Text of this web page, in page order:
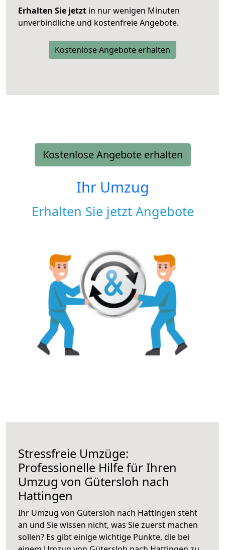
Erhalten Sie jetzt in nur wenigen Minuten
unverbindliche und kostenfreie Angebote.
Kostenlose Angebote erhalten
Kostenlose Angebote erhalten
Ihr Umzug
Erhalten Sie jetzt Angebote
Stressfreie Umzüge:
Professionelle Hilfe für Ihren
Umzug von Gütersloh nach
Hattingen
Ihr Umzug von Gütersloh nach Hattingen steht
an und Sie wissen nicht, was Sie zuerst machen
sollen? Es gibt einige wichtige Punkte, die bei